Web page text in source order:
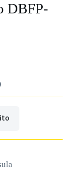
DBFP-